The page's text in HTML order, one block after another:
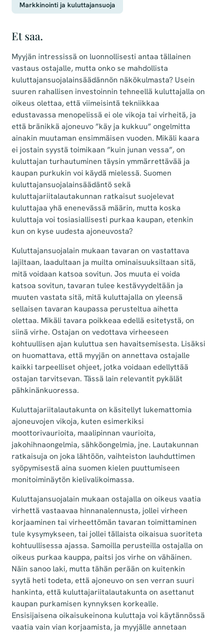
Markkinointi ja kuluttajansuoja
Et saa.
Myyjän intressissä on luonnollisesti antaa tällainen
vastaus ostajalle, mutta onko se mahdollista
kuluttajansuojalainsäädännön näkökulmasta? Usein
suuren rahallisen investoinnin tehneellä kuluttajalla on
oikeus olettaa, että viimeisintä tekniikkaa
edustavassa menopelissä ei ole vikoja tai virheitä, ja
että bränikkä ajoneuvo ”käy ja kukkuu” ongelmitta
ainakin muutaman ensimmäisen vuoden. Mikäli kaara
ei jostain syystä toimikaan ”kuin junan vessa”, on
kuluttajan turhautuminen täysin ymmärrettävää ja
kaupan purkukin voi käydä mielessä. Suomen
kuluttajansuojalainsäädäntö sekä
kuluttajariitalautakunnan ratkaisut suojelevat
kuluttajaa yhä enenevässä määrin, mutta koska
kuluttaja voi tosiasiallisesti purkaa kaupan, etenkin
kun on kyse uudesta ajoneuvosta?
Kuluttajansuojalain mukaan tavaran on vastattava
lajiltaan, laadultaan ja muilta ominaisuuksiltaan sitä,
mitä voidaan katsoa sovitun. Jos muuta ei voida
katsoa sovitun, tavaran tulee kestävyydeltään ja
muuten vastata sitä, mitä kuluttajalla on yleensä
sellaisen tavaran kaupassa perusteltua aihetta
olettaa. Mikäli tavara poikkeaa edellä esitetystä, on
siinä virhe. Ostajan on vedottava virheeseen
kohtuullisen ajan kuluttua sen havaitsemisesta. Lisäksi
on huomattava, että myyjän on annettava ostajalle
kaikki tarpeelliset ohjeet, jotka voidaan edellyttää
ostajan tarvitsevan. Tässä lain relevantit pykälät
pähkinänkuoressa.
Kuluttajariitalautakunta on käsitellyt lukemattomia
ajoneuvojen vikoja, kuten esimerkiksi
moottorivaurioita, maalipinnan vaurioita,
jakohihnaongelmia, sähköongelmia, jne. Lautakunnan
ratkaisuja on joka lähtöön, vaihteiston lauhduttimen
syöpymisestä aina suomen kielen puuttumiseen
monitoiminäytön kielivalikoimassa.
Kuluttajansuojalain mukaan ostajalla on oikeus vaatia
virhettä vastaavaa hinnanalennusta, jollei virheen
korjaaminen tai virheettömän tavaran toimittaminen
tule kysymykseen, tai jollei tällaista oikaisua suoriteta
kohtuullisessa ajassa. Samoilla perusteilla ostajalla on
oikeus purkaa kauppa, paitsi jos virhe on vähäinen.
Näin sanoo laki, mutta tähän perään on kuitenkin
syytä heti todeta, että ajoneuvo on sen verran suuri
hankinta, että kuluttajariitalautakunta on asettanut
kaupan purkamisen kynnyksen korkealle.
Ensisijaisena oikaisukeinona kuluttaja voi käytännössä
vaatia vain vian korjaamista, ja myyjälle annetaan